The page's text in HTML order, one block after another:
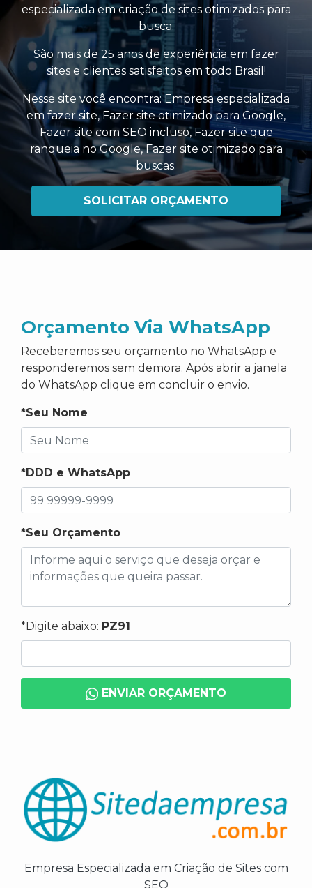
especializada em criação de sites otimizados para
busca.
São mais de 25 anos de experiência em fazer
sites e clientes satisfeitos em todo Brasil!
Nesse site você encontra:Empresa especializada
em fazer site,Fazer site otimizado para Google,
Fazer site com SEO incluso, Fazer site que
ranqueia no Google,Fazer site otimizado para
buscas.
SOLICITAR ORÇAMENTO
Orçamento Via WhatsApp
Receberemos seu orçamento no WhatsApp e
responderemos sem demora. Após abrir a janela
do WhatsApp clique em concluir o envio.
*Seu Nome
*DDD e WhatsApp
*Seu Orçamento
*Digite abaixo: PZ91
ENVIAR ORÇAMENTO
Empresa Especializada em Criação de Sites com
SEO